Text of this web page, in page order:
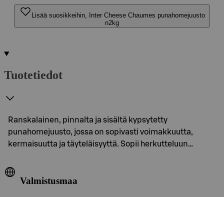
Lisää suosikkeihin, Inter Cheese Chaumes punahomejuusto
n2kg
Tuotetiedot
Ranskalainen, pinnalta ja sisältä kypsytetty
punahomejuusto, jossa on sopivasti voimakkuutta,
kermaisuutta ja täyteläisyyttä. Sopii herkutteluun…
Valmistusmaa